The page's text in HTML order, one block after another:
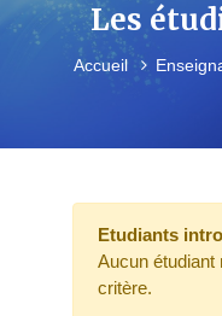
Les
Accueil
Etudiants
Aucun étudiant
critère.